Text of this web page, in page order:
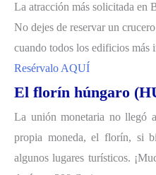
La atracción más solicitada en
No dejes de reservar un
cuando todos los edificios más
Resérvalo AQUÍ
El florín húngaro
La unión monetaria no llegó
propia moneda, el florín, si
algunos lugares turísticos.